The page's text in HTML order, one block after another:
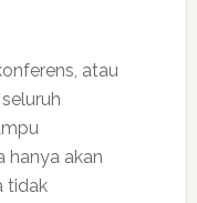
atau
hanya akan
tidak